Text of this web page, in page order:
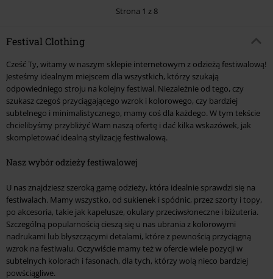
Strona 1 z 8
Festival Clothing
Cześć Ty, witamy w naszym sklepie internetowym z odzieżą festiwalową!
Jesteśmy idealnym miejscem dla wszystkich, którzy szukają
odpowiedniego stroju na kolejny festiwal. Niezależnie od tego, czy
szukasz czegoś przyciągającego wzrok i kolorowego, czy bardziej
subtelnego i minimalistycznego, mamy coś dla każdego. W tym tekście
chcielibyśmy przybliżyć Wam naszą ofertę i dać kilka wskazówek, jak
skompletować idealną stylizację festiwalową.
Nasz wybór odzieży festiwalowej
U nas znajdziesz szeroką gamę odzieży, która idealnie sprawdzi się na
festiwalach. Mamy wszystko, od sukienek i spódnic, przez szorty i topy,
po akcesoria, takie jak kapelusze, okulary przeciwsłoneczne i biżuteria.
Szczególną popularnością cieszą się u nas ubrania z kolorowymi
nadrukami lub błyszczącymi detalami, które z pewnością przyciągną
wzrok na festiwalu. Oczywiście mamy też w ofercie wiele pozycji w
subtelnych kolorach i fasonach, dla tych, którzy wolą nieco bardziej
powściągliwe.